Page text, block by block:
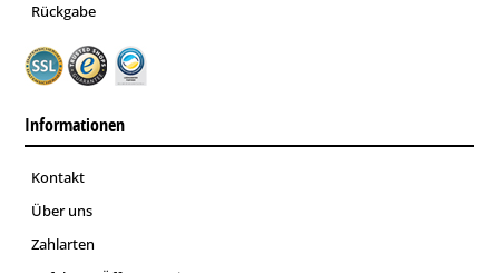
Rückgabe
Informationen
Kontakt
Über uns
Zahlarten